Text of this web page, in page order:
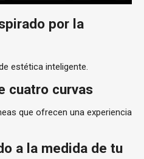
por la
estética inteligente.
cuatro curvas
que ofrecen una experiencia
a la medida de tu